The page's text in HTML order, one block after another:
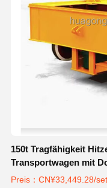
150t Tragfähigkeit
Transportwagen mit
Preis：CN¥33,449.28/